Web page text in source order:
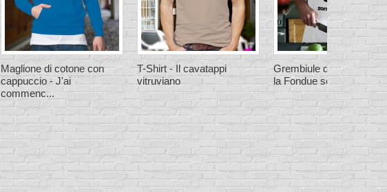
Maglione di cotone con
cappuccio - J'ai
commenc...
T-Shirt - Il cavatappi
vitruviano
Grembiule da cucina -
la Fondue soit avec Toi